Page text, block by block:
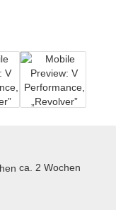
ca. 2 Wochen